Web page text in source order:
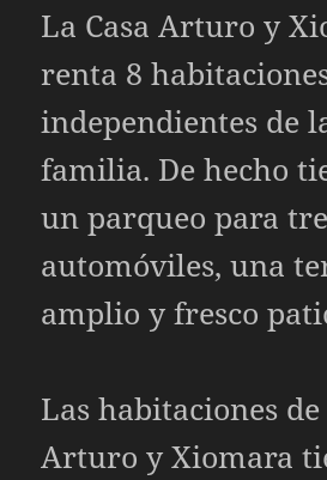
La Casa Arturo y
renta 8
independientes de
familia. De hecho
un parqueo para
automóviles, una
amplio y fresco
Las habitaciones de
Arturo y Xiomara